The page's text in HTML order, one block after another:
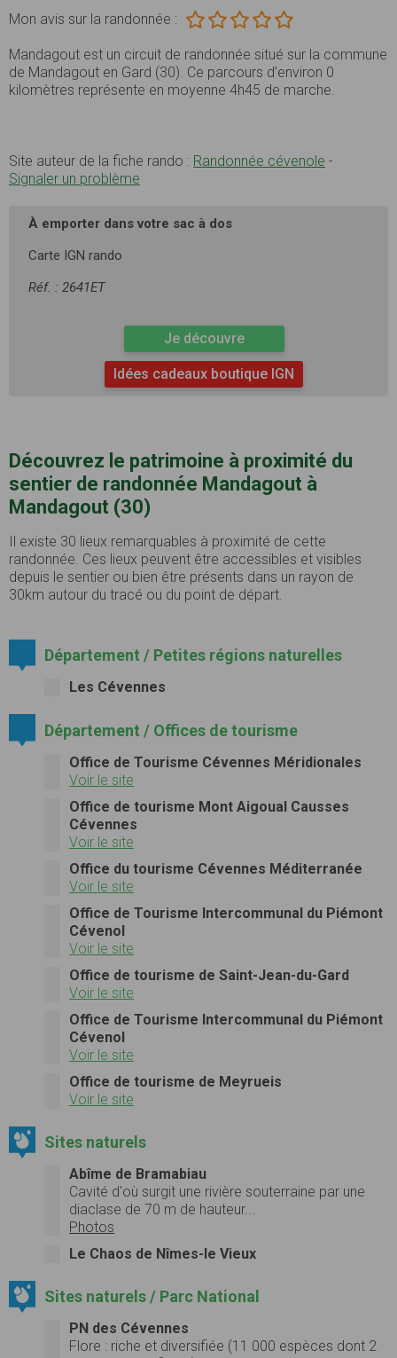
Mon avis sur la randonnée :
Mandagout est un circuit de randonnée situé sur la commune
de Mandagout en Gard (30). Ce parcours d’environ 0
kilomètres représente en moyenne 4h45 de marche.
Site auteur de la fiche rando : Randonnée cévenole -
Signaler un problème
À emporter dans votre sac à dos
Carte IGN rando
Réf. : 2641ET
Je découvre
Idées cadeaux boutique IGN
Découvrez le patrimoine à proximité du
sentier de randonnée Mandagout à
Mandagout (30)
Il existe 30 lieux remarquables à proximité de cette
randonnée. Ces lieux peuvent être accessibles et visibles
depuis le sentier ou bien être présents dans un rayon de
30km autour du tracé ou du point de départ.
Département / Petites régions naturelles
Les Cévennes
Département / Offices de tourisme
Office de Tourisme Cévennes Méridionales
Voir le site
Office de tourisme Mont Aigoual Causses
Cévennes
Voir le site
Office du tourisme Cévennes Méditerranée
Voir le site
Office de Tourisme Intercommunal du Piémont
Cévenol
Voir le site
Office de tourisme de Saint-Jean-du-Gard
Voir le site
Office de Tourisme Intercommunal du Piémont
Cévenol
Voir le site
Office de tourisme de Meyrueis
Voir le site
Sites naturels
Abîme de Bramabiau
Cavité d'où surgit une rivière souterraine par une
diaclase de 70 m de hauteur...
Photos
Le Chaos de Nîmes-le Vieux
Sites naturels / Parc National
PN des Cévennes
Flore : riche et diversifiée (11 000 espèces dont 2